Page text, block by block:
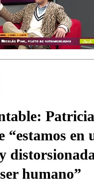
“estamos en
humano”